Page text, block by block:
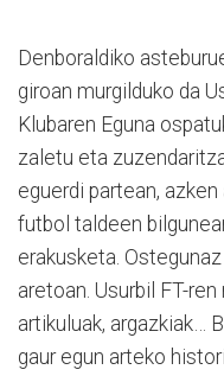
Denboraldiko
giroan murgilduko da
Klubaren Eguna
zaletu eta
eguerdi partean,
futbol taldeen
erakusketa.
aretoan. Usurbil FT-
artikuluak, argazkiak…
gaur egun arteko